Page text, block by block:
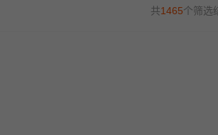
共1465个筛选